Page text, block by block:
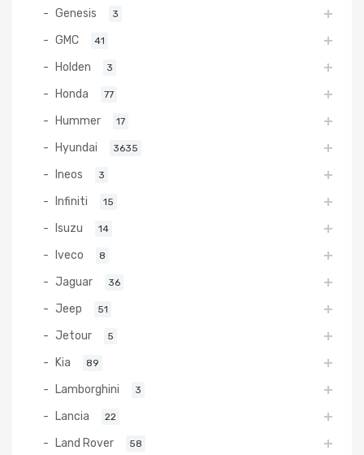
Genesis 3
GMC 41
Holden 3
Honda 77
Hummer 17
Hyundai 3635
Ineos 3
Infiniti 15
Isuzu 14
Iveco 8
Jaguar 36
Jeep 51
Jetour 5
Kia 89
Lamborghini 3
Lancia 22
Land Rover 58